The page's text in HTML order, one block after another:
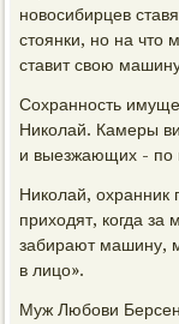
новосибирцев
стоянки, но на что
ставит свою
Сохранность
Николай. Камеры
и выезжающих - по
Николай, охранник
приходят, когда
забирают машину,
в лицо».
Муж Любови